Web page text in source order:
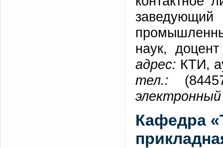
наук, доцент
адрес: КТИ,
тел.:
Кафедра